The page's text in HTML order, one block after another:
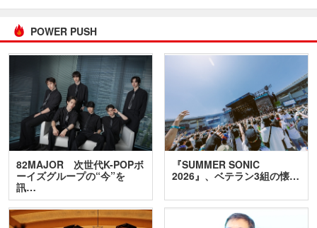
POWER PUSH
82MAJOR 次世代K-POPボ
ーイズグループの“今”を
訊…
『SUMMER SONIC
2026』、ベテラン3組の懐…